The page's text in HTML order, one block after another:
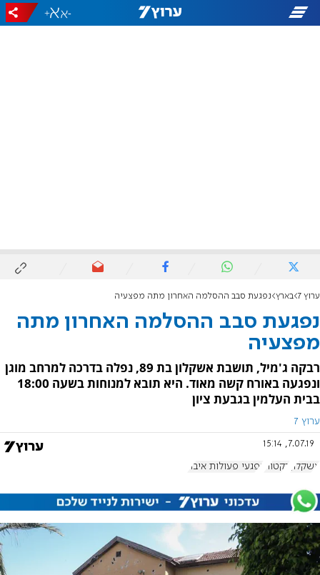
-
+
ערוץ 7 בארץ נפגעת סבב ההסלמה האחרון מתה מפצעיה
נפגעת סבב ההסלמה האחרון מתה
מפצעיה
רבקה ג'מיל, תושבת אשקלון בת 89, נפלה בדרכה למרחב מוגן
ונפגעה באורח קשה מאוד. היא תובא למנוחות בשעה 18:00
בבית העלמין בגבעת ציון
ערוץ 7
7.07.19, 15:14
אשקלון רקטות נפגעי פעולות איבה